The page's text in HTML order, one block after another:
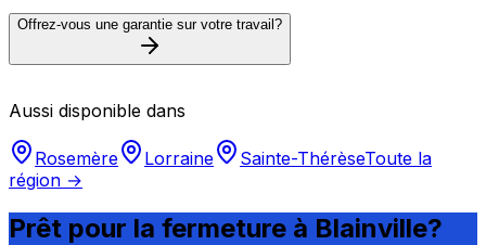
Offrez-vous une garantie sur votre travail?
Aussi disponible dans
Rosemère Lorraine Sainte-ThérèseToute la
région →
Prêt pour la fermeture à Blainville?